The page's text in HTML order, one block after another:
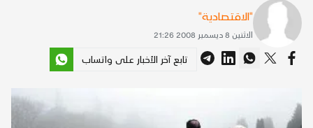
"الاقتصادية"
الاثنين 8 ديسمبر 2008 21:26
تابع آخر الأخبار على واتساب